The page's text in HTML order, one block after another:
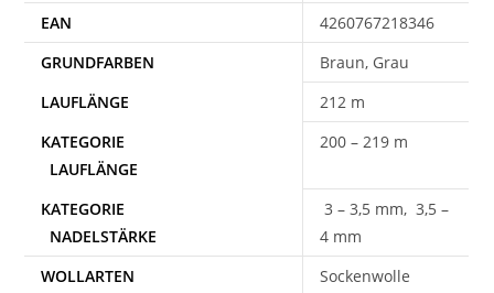
EAN
4260767218346
Braun, Grau
212 m
200 – 219 m
3 – 3,5 mm, 3,5 –
4 mm
WOLLARTEN
Sockenwolle